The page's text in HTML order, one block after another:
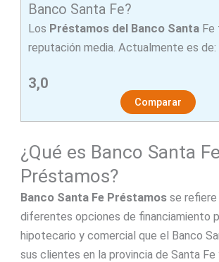
Banco Santa Fe?
Los Préstamos del Banco SantaFe
reputación media. Actualmente es de:
3,0
Comparar
¿Qué es Banco Santa Fe
Préstamos?
Banco Santa Fe Préstamosse refiere
diferentes opciones de financiamiento
hipotecario y comercial que el Banco
sus clientes en la provincia de Santa Fe